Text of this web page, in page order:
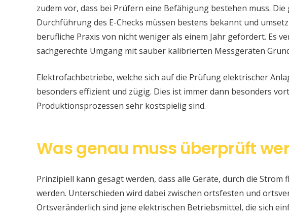
zudem vor, dass bei Prüfern eine Befähigung bestehen muss.
Durchführung des E-Checks müssen bestens bekannt und
berufliche Praxis von nicht weniger als einem Jahr gefordert. Es
sachgerechte Umgang mit sauber kalibrierten Messgeräten
Elektrofachbetriebe, welche sich auf die Prüfung elektrischer
besonders effizient und zügig. Dies ist immer dann besonders
Produktionsprozessen sehr kostspielig sind.
Was genau muss überprüft
Prinzipiell kann gesagt werden, dass alle Geräte, durch die
werden. Unterschieden wird dabei zwischen ortsfesten und
Ortsveränderlich sind jene elektrischen Betriebsmittel, die sich